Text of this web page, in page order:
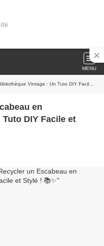
MENU
Vintage : Un Tuto DIY Facile et Stylé ! 📚✨
en
DIY Facile et